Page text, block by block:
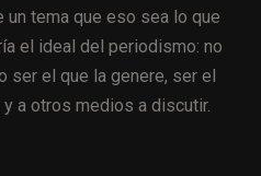
tema que eso sea lo que
el ideal del periodismo: no
ser el que la genere, ser el
a otros medios a discutir.